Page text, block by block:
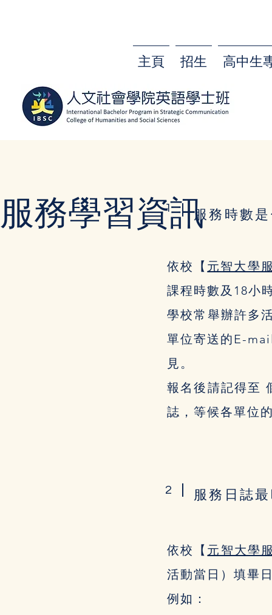
主頁 招生 高中生
服務學習資訊
1 服務時數
依校【 元智大學
課程時數及18小
學校常舉辦許多
單位寄送的E-
見。
報名後請記得至
誌，等候各單位
2 服務日誌
依校【 元智大學
活動當日）填畢
例如：